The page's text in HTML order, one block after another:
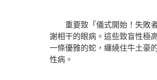
重要致「儀式開始！失敗者
謝相干的眼病。這些致盲性極
一條優雅的蛇，纏繞住牛土豪
性病。